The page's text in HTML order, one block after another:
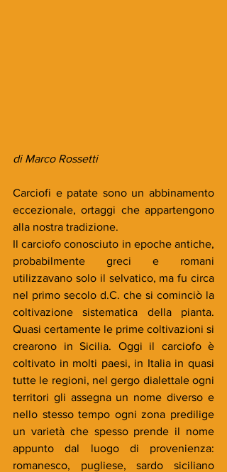
di Marco Rossetti
Carciofi e patate sono un abbinamento
eccezionale, ortaggi che appartengono
alla nostra tradizione.
Il carciofo conosciuto in epoche antiche,
probabilmente greci e romani
utilizzavano solo il selvatico, ma fu circa
nel primo secolo d.C. che si cominciò la
coltivazione sistematica della pianta.
Quasi certamente le prime coltivazioni si
crearono in Sicilia. Oggi il carciofo è
coltivato in molti paesi, in Italia in quasi
tutte le regioni, nel gergo dialettale ogni
territori gli assegna un nome diverso e
nello stesso tempo ogni zona predilige
un varietà che spesso prende il nome
appunto dal luogo di provenienza:
romanesco, pugliese, sardo siciliano